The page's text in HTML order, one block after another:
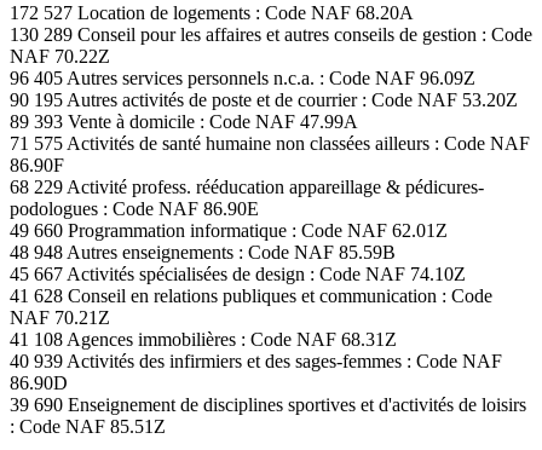
172 527 Location de logements : Code NAF 68.20A
130 289 Conseil pour les affaires et autres conseils de gestion : Code
NAF 70.22Z
96 405 Autres services personnels n.c.a. : Code NAF 96.09Z
90 195 Autres activités de poste et de courrier : Code NAF 53.20Z
89 393 Vente à domicile : Code NAF 47.99A
71 575 Activités de santé humaine non classées ailleurs : Code NAF
86.90F
68 229 Activité profess. rééducation appareillage & pédicures-
podologues : Code NAF 86.90E
49 660 Programmation informatique : Code NAF 62.01Z
48 948 Autres enseignements : Code NAF 85.59B
45 667 Activités spécialisées de design : Code NAF 74.10Z
41 628 Conseil en relations publiques et communication : Code
NAF 70.21Z
41 108 Agences immobilières : Code NAF 68.31Z
40 939 Activités des infirmiers et des sages-femmes : Code NAF
86.90D
39 690 Enseignement de disciplines sportives et d'activités de loisirs
: Code NAF 85.51Z